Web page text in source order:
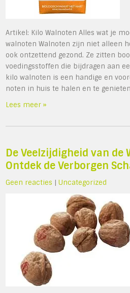
Artikel: Kilo Walnoten Alles wat je
walnoten Walnoten zijn niet alleen
ook ontzettend gezond. Ze zitten
voedingsstoffen die bijdragen aan
kilo walnoten is een handige en
noten in huis te halen en te
Lees meer »
De Veelzijdigheid van de
Ontdek de Verborgen
Geen reacties |Uncategorized